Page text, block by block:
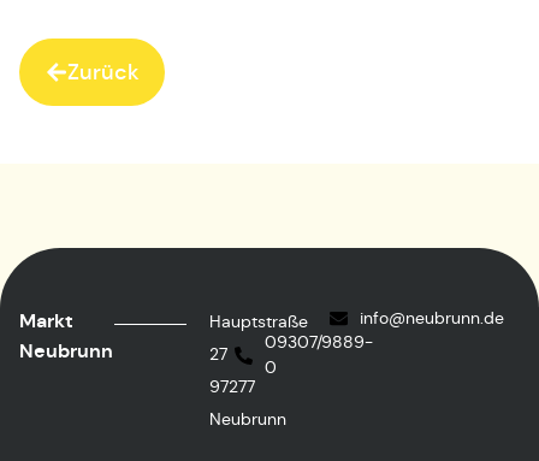
Zurück
Markt
Neubrunn
Hauptstraße
27
97277
Neubrunn
09307/9889-
0
info@neubrunn.de